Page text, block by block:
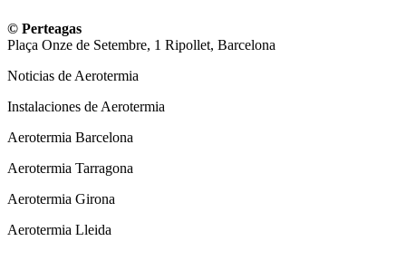
© Perteagas
Plaça Onze de Setembre, 1 Ripollet, Barcelona
Noticias de Aerotermia
Instalaciones de Aerotermia
Aerotermia Barcelona
Aerotermia Tarragona
Aerotermia Girona
Aerotermia Lleida